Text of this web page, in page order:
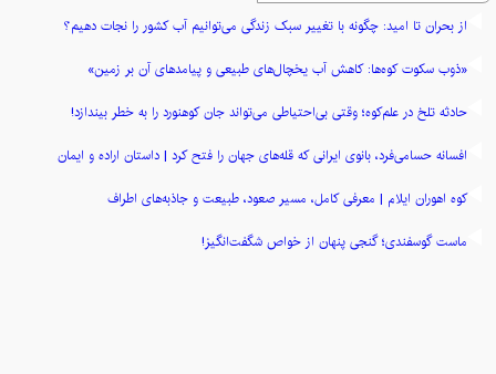
از بحران تا امید: چگونه با تغییر سبک زندگی می‌توانیم آب کشور را نجات دهیم؟
«ذوب سکوت کوه‌ها: کاهش آب یخچال‌های طبیعی و پیامدهای آن بر زمین»
حادثه تلخ در علم‌کوه؛ وقتی بی‌احتیاطی می‌تواند جان کوهنورد را به خطر بیندازد!
افسانه حسامی‌فرد، بانوی ایرانی که قله‌های جهان را فتح کرد | داستان اراده و ایمان
کوه اهوران ایلام | معرفی کامل، مسیر صعود، طبیعت و جاذبه‌های اطراف
ماست گوسفندی؛ گنجی پنهان از خواص شگفت‌انگیز!